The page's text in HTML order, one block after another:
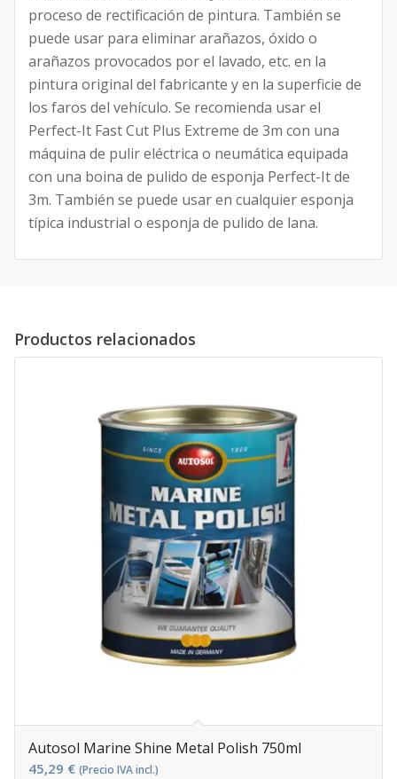
proceso de rectificación de pintura. También se
puede usar para eliminar arañazos, óxido o
arañazos provocados por el lavado, etc. en la
pintura original del fabricante y en la superficie de
los faros del vehículo. Se recomienda usar el
Perfect-It Fast Cut Plus Extreme de 3m con una
máquina de pulir eléctrica o neumática equipada
con una boina de pulido de esponja Perfect-It de
3m. También se puede usar en cualquier esponja
típica industrial o esponja de pulido de lana.
Productos relacionados
Autosol Marine Shine Metal Polish 750ml
45,29 € (Precio IVA incl.)